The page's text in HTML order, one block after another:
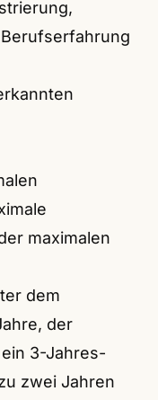
maximalen
dem
der
3-Jahres-
zwei Jahren